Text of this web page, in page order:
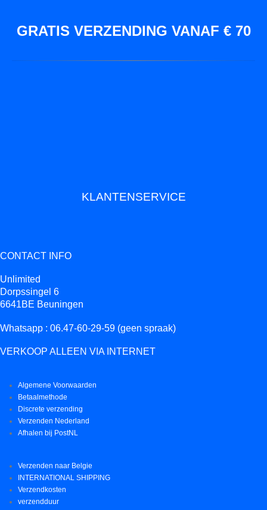
GRATIS VERZENDING VANAF € 70
KLANTENSERVICE
CONTACT INFO
Unlimited
Dorpssingel 6
6641BE Beuningen
Whatsapp : 06.47-60-29-59 (geen spraak)
VERKOOP ALLEEN VIA INTERNET
Algemene Voorwaarden
Betaalmethode
Discrete verzending
Verzenden Nederland
Afhalen bij PostNL
Verzenden naar Belgie
INTERNATIONAL SHIPPING
Verzendkosten
verzendduur